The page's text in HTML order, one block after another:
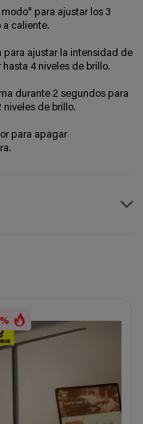
para ajustar los 3
a caliente.
para ajustar la intensidad de
4 niveles de brillo.
durante 2 segundos para
de brillo.
para apagar